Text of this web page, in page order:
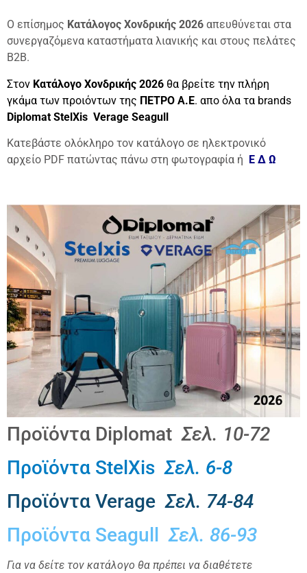
O επίσημος Κατάλογος Χονδρικής 2026 απευθύνεται στα
συνεργαζόμενα καταστήματα λιανικής και στους πελάτες
B2B.
Στον Κατάλογο Χονδρικής 2026 θα βρείτε την πλήρη
γκάμα των προιόντων της ΠΕΤΡΟ Α.Ε. απο όλα τα brands
Diplomat StelXis Verage Seagull
Κατεβάστε ολόκληρο τον κατάλογο σε ηλεκτρονικό
αρχείο PDF πατώντας πάνω στη φωτογραφία ή
Ε Δ Ω
Προϊόντα DiplomatΣελ. 10-72
Προϊόντα StelXisΣελ. 6-8
Προϊόντα VerageΣελ. 74-84
Προϊόντα SeagullΣελ. 86-93
Για να δείτε τον κατάλογο θα πρέπει να διαθέτετε